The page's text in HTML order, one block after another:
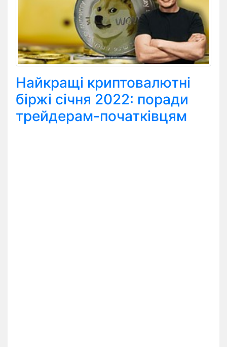
Найкращі криптовалютні
біржі січня 2022: поради
трейдерам-початківцям